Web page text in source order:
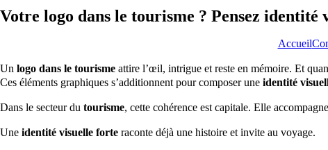
Votre logo dans le tourisme ? Pensez identité
Accueil
Un logo dans le tourisme attire l’œil, intrigue et reste en mémoire. Et
Ces éléments graphiques s’additionnent pour composer une identité
Dans le secteur du tourisme, cette cohérence est capitale. Elle
Une identité visuelle forte raconte déjà une histoire et invite au voyage.